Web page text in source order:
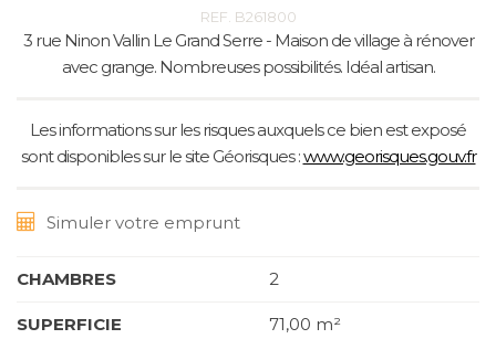
REF. B261800
3 rue Ninon Vallin Le Grand Serre - Maison de village à rénover
avec grange. Nombreuses possibilités. Idéal artisan.
Les informations sur les risques auxquels ce bien est exposé
sont disponibles sur le site Géorisques :www.georisques.gouv.fr
Simuler votre emprunt
CHAMBRES 2
SUPERFICIE 71,00 m²